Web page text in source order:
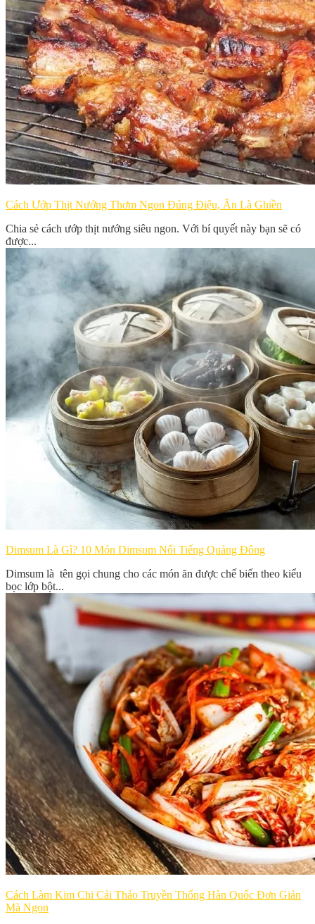
Cách Ướp Thịt Nướng Thơm Ngon Đúng Điệu, Ăn Là Ghiền
Chia sẻ cách ướp thịt nướng siêu ngon. Với bí quyết này bạn sẽ có
được...
Dimsum Là Gì? 10 Món Dimsum Nổi Tiếng Quảng Đông
Dimsum là tên gọi chung cho các món ăn được chế biến theo kiểu
bọc lớp bột...
Cách Làm Kim Chi Cải Thảo Truyền Thống Hàn Quốc Đơn Giản
Mà Ngon